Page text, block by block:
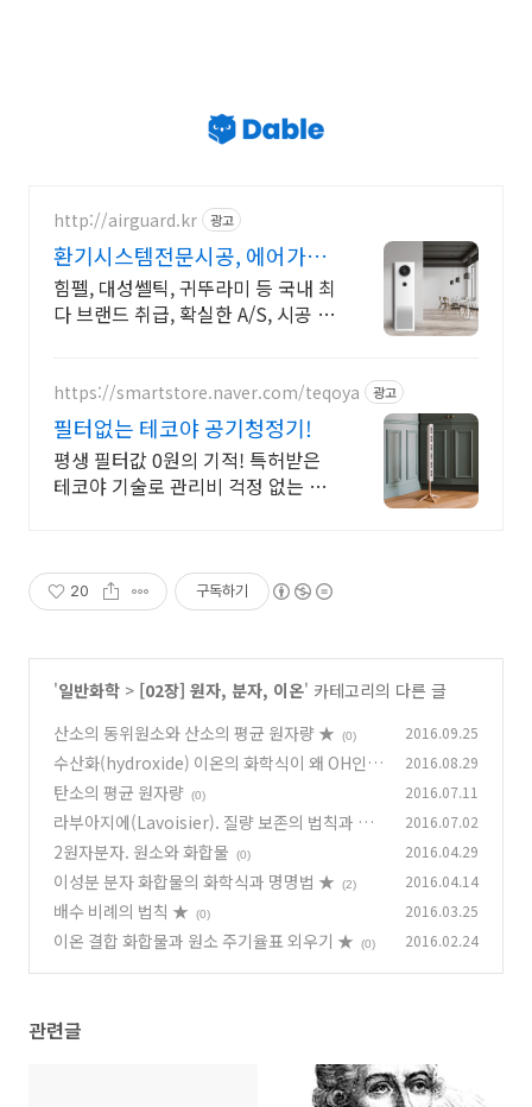
http://airguard.kr 광고
환기시스템전문시공, 에어가드
국내 최다 브랜드 취급
힘펠, 대성쎌틱, 귀뚜라미 등 국내 최
다 브랜드 취급, 확실한 A/S, 시공 전
https://smartstore.naver.com/teqoya 광고
필터없는 테코야 공기청정기!
평생 필터값 0원의 기적! 특허받은
테코야 기술로 관리비 걱정 없는 맑
20 구독하기
'일반화학 > [02장] 원자, 분자, 이온' 카테고리의 다른 글
산소의 동위원소와 산소의 평균 원자량 ★
(0) 2016.09.25
수산화(hydroxide) 이온의 화학식이 왜 OH인가
요? HO로 쓰면 안 되나요?
2016.08.29
탄소의 평균 원자량 (0) 2016.07.11
라부아지에(Lavoisier). 질량 보존의 법칙과 연
소 (2)
2016.07.02
2원자분자. 원소와 화합물 (0) 2016.04.29
이성분 분자 화합물의 화학식과 명명법 ★ (2) 2016.04.14
배수 비례의 법칙 ★ (0) 2016.03.25
이온 결합 화합물과 원소 주기율표 외우기 ★ (0) 2016.02.24
관련글